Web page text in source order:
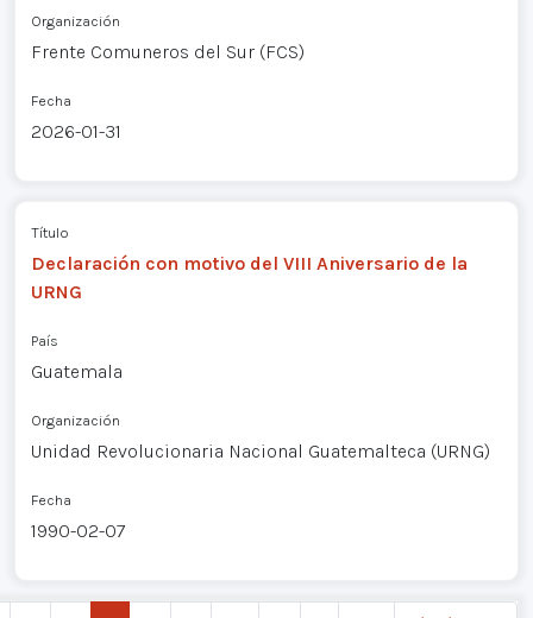
Organización
Frente Comuneros del Sur (FCS)
Fecha
2026-01-31
Título
Declaración con motivo del VIII Aniversario de la
URNG
País
Guatemala
Organización
Unidad Revolucionaria Nacional Guatemalteca (URNG)
Fecha
1990-02-07